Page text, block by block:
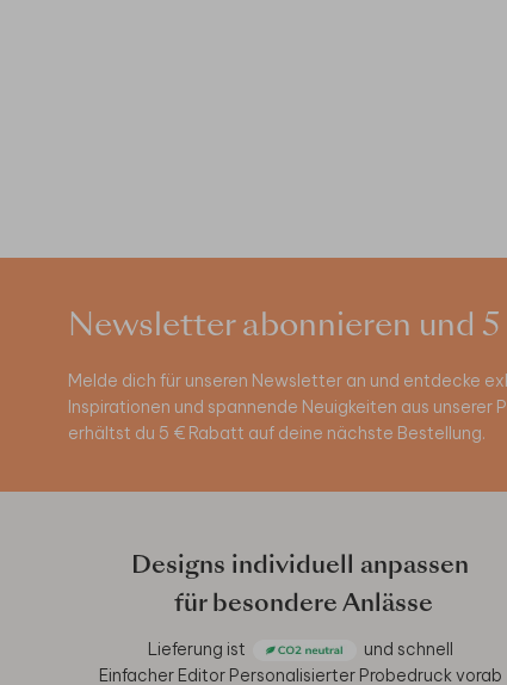
Newsletter abonnieren und
Melde dich für unseren Newsletter an und entdecke
Inspirationen und spannende Neuigkeiten aus unserer
erhältst du 5 € Rabatt auf deine nächste Bestellung.
Designs individuell anpassen
für besondere Anlässe
Lieferung ist
und schnell
Einfacher Editor Personalisierter Probedruck vorab